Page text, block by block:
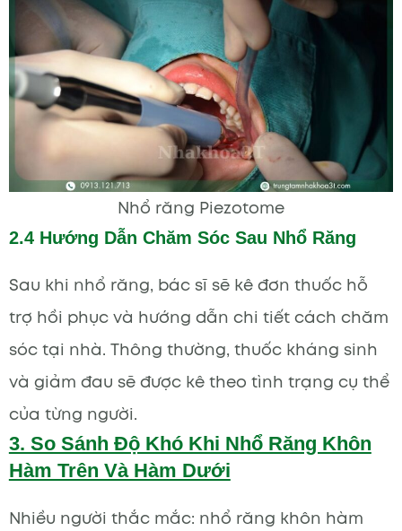
Nhổ răng Piezotome
2.4 Hướng Dẫn Chăm Sóc Sau Nhổ Răng
Sau khi nhổ răng, bác sĩ sẽ kê đơn thuốc hỗ
trợ hồi phục và hướng dẫn chi tiết cách chăm
sóc tại nhà. Thông thường, thuốc kháng sinh
và giảm đau sẽ được kê theo tình trạng cụ thể
của từng người.
3. So Sánh Độ Khó Khi Nhổ Răng Khôn
Hàm Trên Và Hàm Dưới
Nhiều người thắc mắc: nhổ răng khôn hàm